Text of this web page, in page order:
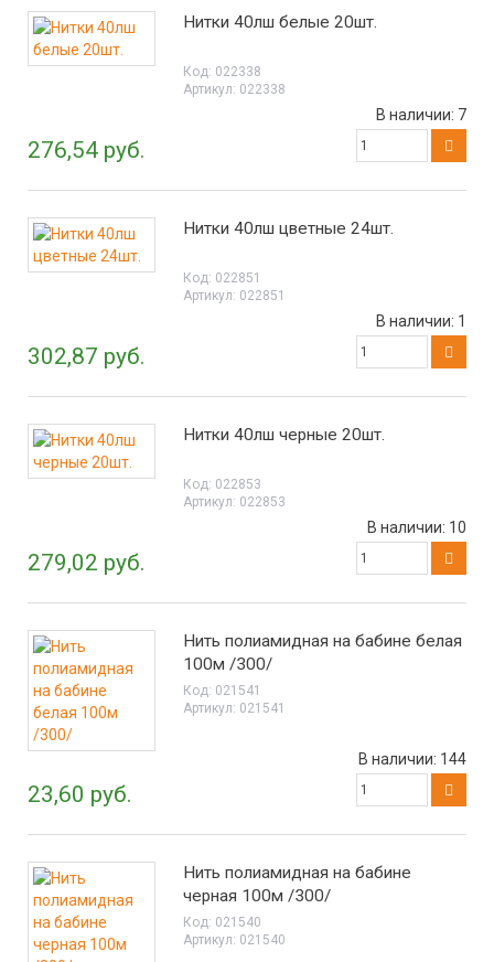
Нитки 40лш белые 20шт.
Код: 022338
Артикул: 022338
276,54 руб.
В наличии: 7
Нитки 40лш цветные 24шт.
Код: 022851
Артикул: 022851
302,87 руб.
В наличии: 1
Нитки 40лш черные 20шт.
Код: 022853
Артикул: 022853
279,02 руб.
В наличии: 10
Нить полиамидная на бабине белая
100м /300/
Код: 021541
Артикул: 021541
23,60 руб.
В наличии: 144
Нить полиамидная на бабине
черная 100м /300/
Код: 021540
Артикул: 021540